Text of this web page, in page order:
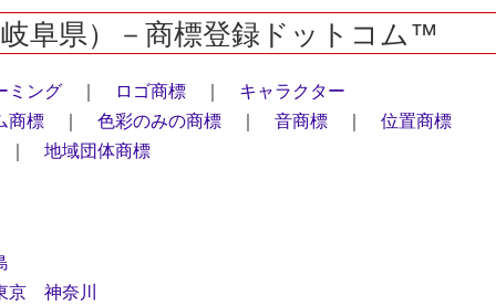
阜県）－商標登録ドットコム™
ミング ロゴ商標
キャラクター
商標 色彩のみの商標 音商標
位置商標
地域団体商標
京
神奈川